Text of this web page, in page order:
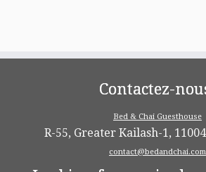
Contactez-
Bed & Chai Guesthouse
R-55, Greater Kailash-1,
contact@bedandchai.com